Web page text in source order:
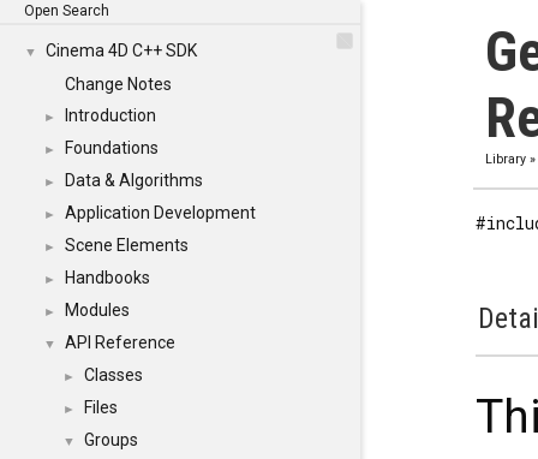
Open Search
▼
Cinema 4D C++ SDK
Change Notes
► Introduction
► Foundations
► Data & Algorithms
► Application Development
► Scene Elements
► Handbooks
► Modules
▼ API Reference
► Classes
► Files
▼
Groups
Library